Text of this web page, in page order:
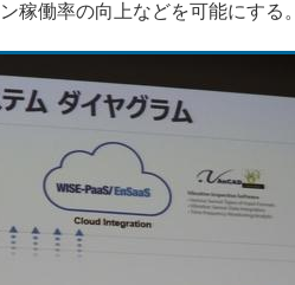
稼働率の向上などを可能にする。